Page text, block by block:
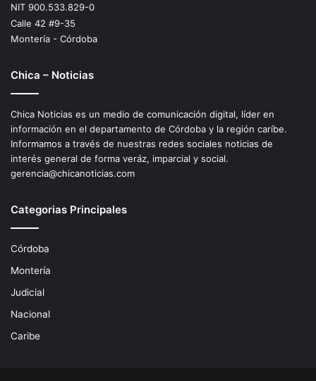
NIT 900.533.829-0
Calle 42 #9-35
Montería - Córdoba
Chica – Noticias
Chica Noticias es un medio de comunicación digital, líder en
información en el departamento de Córdoba y la región caríbe.
Informamos a través de nuestras redes sociales noticias de
interés general de forma veráz, imparcial y social.
gerencia@chicanoticias.com
Categorias Principales
Córdoba
Montería
Judicial
Nacional
Caribe